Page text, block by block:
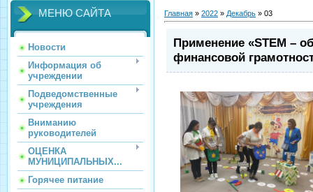
МЕНЮ САЙТА
Новости
Информация об
учреждении
Подведомственные
учреждения
Вниманию
руководителей
ОЦЕНКА
МУНИЦИПАЛЬНЫХ...
Горячее питание
Главная » 2022 » Декабрь » 03
Применение «STEM –
финансовой